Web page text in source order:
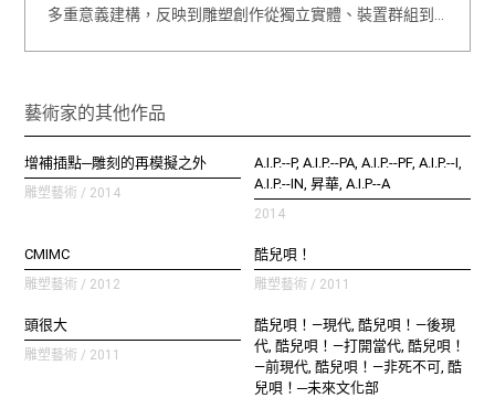
多重意義建構，反映到雕塑創作從獨立實體、裝置群組到…
藝術家的其他作品
增補插點─雕刻的再模擬之外
雕塑藝術 / 2014
A.I.P.--P, A.I.P.--PA, A.I.P.--PF, A.I.P.--I,
A.I.P.--IN, 昇華, A.I.P--A
2014
CMIMC
雕塑藝術 / 2012
酷兒唄！
雕塑藝術 / 2011
頭很大
雕塑藝術 / 2011
酷兒唄！—現代, 酷兒唄！—後現
代, 酷兒唄！—打開當代, 酷兒唄！
—前現代, 酷兒唄！—非死不可, 酷
兒唄！─未來文化部